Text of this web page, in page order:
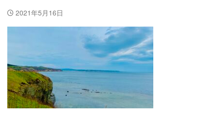
2021年5月16日